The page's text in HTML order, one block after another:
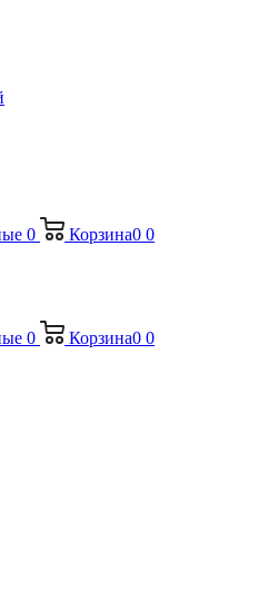
0 Корзина0 0
0 Корзина0 0